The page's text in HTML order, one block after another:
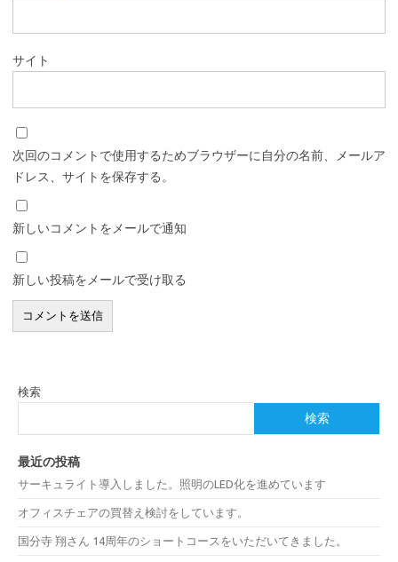
サイト
次回のコメントで使用するためブラウザーに自分の名前、メールア
ドレス、サイトを保存する。
新しいコメントをメールで通知
新しい投稿をメールで受け取る
検索
検索
最近の投稿
サーキュライト導入しました。照明のLED化を進めています
オフィスチェアの買替え検討をしています。
国分寺 翔さん 14周年のショートコースをいただいてきました。